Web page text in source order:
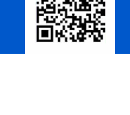
摇摆式制粒机